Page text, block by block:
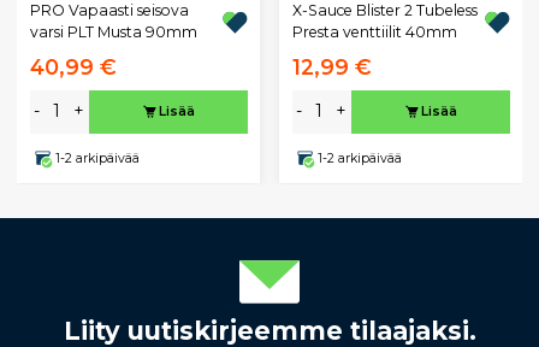
PRO Vapaasti seisova
varsi PLT Musta 90mm
40,99 €
- + Lisää
1-2 arkipäivää
X-Sauce Blister 2 Tubeless
Presta venttiilit 40mm
12,99 €
- + Lisää
1-2 arkipäivää
Liity uutiskirjeemme tilaajaksi.